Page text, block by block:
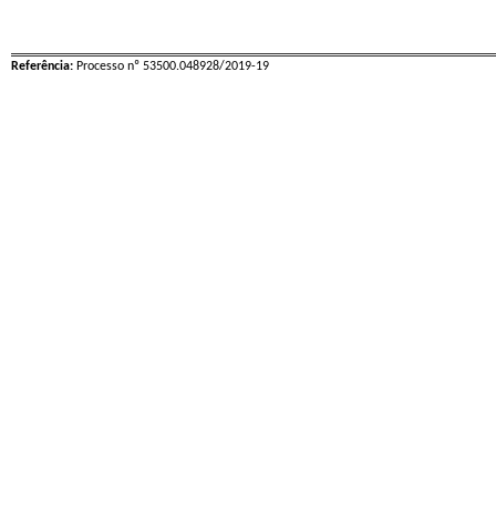
Referência: Processo nº 53500.048928/2019-19